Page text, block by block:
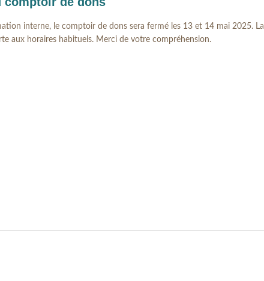
interne, le comptoir de dons sera fermé les 13 et 14 mai 2025. La
aux horaires habituels. Merci de votre compréhension.